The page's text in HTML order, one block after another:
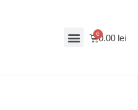
0.00 lei